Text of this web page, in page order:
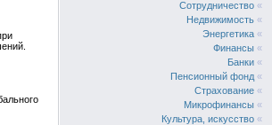
Сотрудничество «
Недвижимость «
Энергетика «
Финансы «
Банки «
Пенсионный фонд «
Страхование «
Микрофинансы «
Культура, искусство «